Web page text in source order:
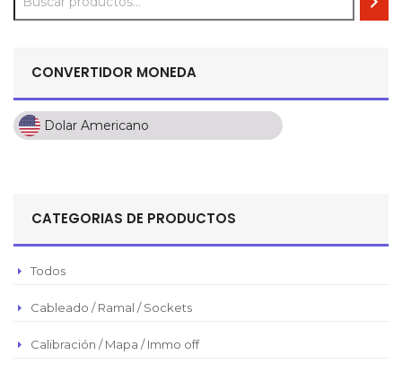
CONVERTIDOR MONEDA
Dolar Americano
Dolar Americano
Pesos Mexicanos
Euro
Real Brasilero
CATEGORIAS DE PRODUCTOS
Todos
Cableado / Ramal / Sockets
Calibración / Mapa / Immo off